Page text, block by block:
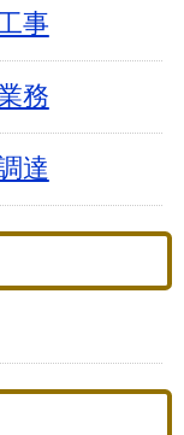
事
務
達